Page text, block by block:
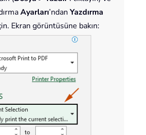
Ayarları’ndan Yazdırma
Ekran görüntüsüne bakın: